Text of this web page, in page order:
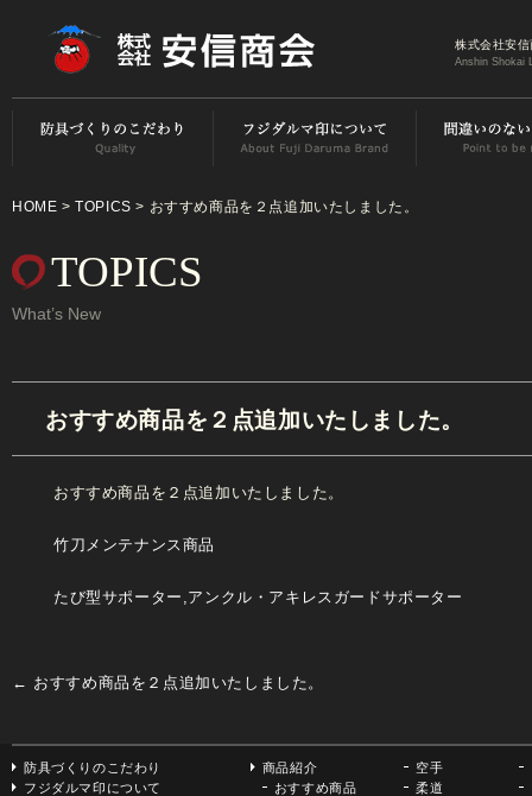
株式会社安
Anshin Shokai
HOME >TOPICS > おすすめ商品を２点追加いたしました。
TOPICS
What’s New
おすすめ商品を２点追加いたしました。
おすすめ商品を２点追加いたしました。
竹刀メンテナンス商品
たび型サポーター,アンクル・アキレスガードサポーター
← おすすめ商品を２点追加いたしました。
防具づくりのこだわり
フジダルマ印について
商品紹介
おすすめ商品
空手
柔道